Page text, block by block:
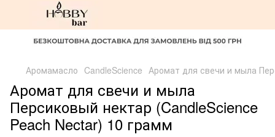
Аромамасло CandleScience Аромат для свечи и мыла
Аромат для свечи и мыла
Персиковый нектар (CandleScience
Peach Nectar) 10 грамм